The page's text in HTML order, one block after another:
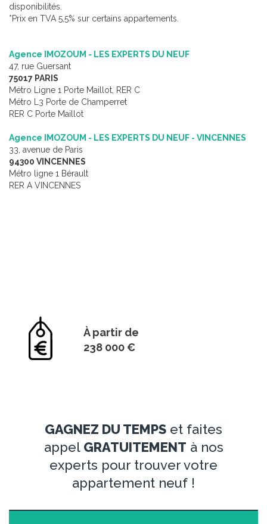
disponibilités.
*Prix en TVA 5,5% sur certains appartements.
Agence IMOZOUM - LES EXPERTS DU NEUF
47, rue Guersant
75017 PARIS
Métro Ligne 1 Porte Maillot, RER C
Métro L3 Porte de Champerret
RER C Porte Maillot
Agence IMOZOUM - LES EXPERTS DU NEUF - VINCENNES
33, avenue de Paris
94300 VINCENNES
Métro ligne 1 Bérault
RER A VINCENNES
À partir de
238 000 €
GAGNEZ DU TEMPS et faites
appel GRATUITEMENT à nos
experts pour trouver votre
appartement neuf !